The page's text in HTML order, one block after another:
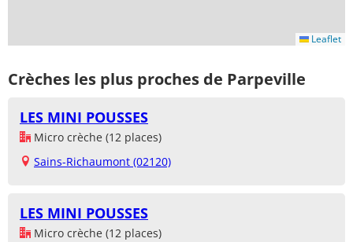
Leaflet
Crèches les plus proches de Parpeville
LES MINI POUSSES
Micro crèche (12 places)
Sains-Richaumont (02120)
LES MINI POUSSES
Micro crèche (12 places)